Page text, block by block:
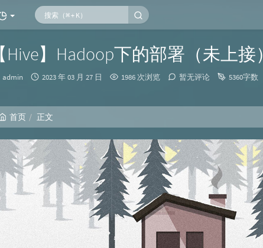
【Hive】Hadoop下的部署（未上接）
博
admin
发
间：
2023 年 03 月 27 日 1986 次浏览 暂无评论 5360字数
首页 正文